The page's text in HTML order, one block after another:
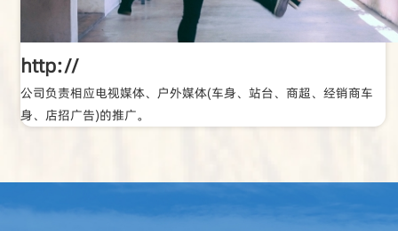
http://
公司负责相应电视媒体、户外媒体(车身、站台、商超、经销商车
身、店招广告)的推广。